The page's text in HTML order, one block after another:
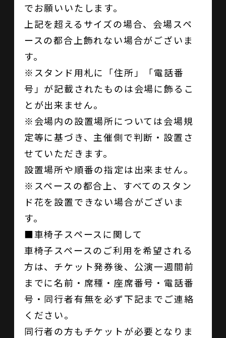
でお願いいたします。
上記を超えるサイズの場合、会場スペ
ースの都合上飾れない場合がございま
す。
※スタンド用札に「住所」「電話番
号」が記載されたものは会場に飾るこ
とが出来ません。
※会場内の設置場所については会場規
定等に基づき、主催側で判断・設置さ
せていただきます。
設置場所や順番の指定は出来ません。
※スペースの都合上、すべてのスタン
ド花を設置できない場合がございま
す。
■車椅子スペースに関して
車椅子スペースのご利用を希望される
方は、チケット発券後、公演一週間前
までに名前・席種・座席番号・電話番
号・同行者有無を必ず下記までご連絡
ください。
同行者の方もチケットが必要となりま